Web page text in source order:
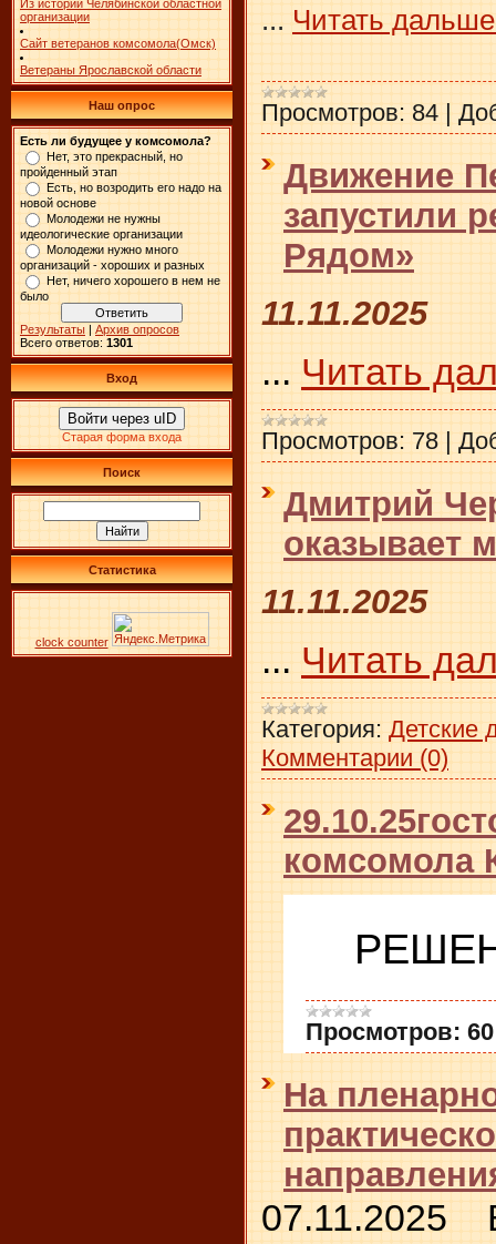
Из истории Челябинской областной
организации
Сайт ветеранов комсомола(Омск)
Ветераны Ярославской области
Наш опрос
Есть ли будущее у комсомола?
Нет, это прекрасный, но
пройденный этап
Есть, но возродить его надо на
новой основе
Молодежи не нужны
идеологические организации
Молодежи нужно много
организаций - хороших и разных
Нет, ничего хорошего в нем не
было
Результаты | Архив опросов
Всего ответов: 1301
Вход
Войти через uID
Старая форма входа
Поиск
Статистика
clock counter
... Читать
Просмотров: 84 |
Движение
запустили
Рядом»
11.11.2025
... Читать
Просмотров: 78 |
Дмитрий
оказывает
11.11.2025
... Читать
Категория: Детские
Комментарии (0)
комсомола
Просмотров: 60
На
07.11.2025